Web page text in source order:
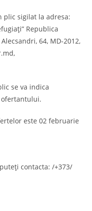
plic sigilat la adresa:
Republica
64, MD-2012,
se va indica
este 02 februarie
contacta: /+373/